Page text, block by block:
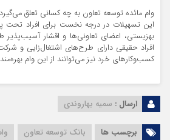
وام مائده توسعه تعاون به چه کسانی تعلق
این تسهیلات در درجه نخست برای افراد تحت
بهزیستی، اعضای تعاونی‌ها و اقشار
افراد حقیقی دارای طرح‌های اشتغال‌زایی و
کسب‌وکارهای خرد نیز می‌توانند از این وام
ارسال : سمیه بهاروندی
برچسب ها بانک توسعه تعاون